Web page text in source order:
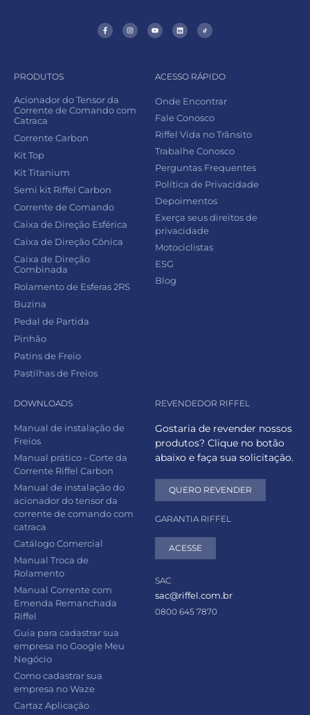
PRODUTOS
Acionador do Tensor da
Corrente de Comando com
Catraca
Corrente Carbon
Kit Top
Kit Titanium
Semi kit Riffel Carbon
Corrente de Comando
Caixa de Direção Esférica
Caixa de Direção Cônica
Caixa de Direção
Combinada
Rolamento de Esferas 2RS
Buzina
Pedal de Partida
Pinhão
Patins de Freio
Pastilhas de Freios
ACESSO RÁPIDO
Onde Encontrar
Fale Conosco
Riffel Vida no Trânsito
Trabalhe Conosco
Perguntas Frequentes
Política de Privacidade
Depoimentos
Exerça seus direitos de
privacidade
Motociclistas
ESG
Blog
DOWNLOADS
Manual de instalação de
Freios
Manual prático - Corte da
Corrente Riffel Carbon
Manual de instalação do
acionador do tensor da
corrente de comando com
catraca
Catálogo Comercial
Manual Troca de
Rolamento
Manual Corrente com
Emenda Remanchada
Riffel
Guia para cadastrar sua
empresa no Google Meu
Negócio
Como cadastrar sua
empresa no Waze
Cartaz Aplicação
REVENDEDOR RIFFEL
Gostaria de revender nossos
produtos? Clique no botão
abaixo e faça sua solicitação.
QUERO REVENDER
GARANTIA RIFFEL
ACESSE
SAC
sac@riffel.com.br
0800 645 7870